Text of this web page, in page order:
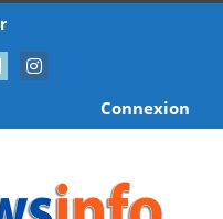
Connexion